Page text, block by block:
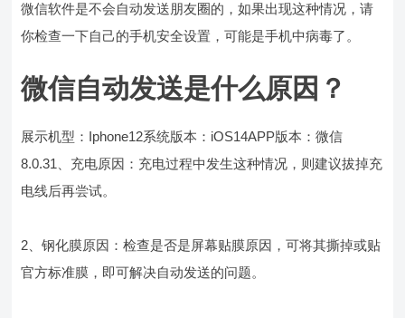
微信软件是不会自动发送朋友圈的，如果出现这种情况，请
你检查一下自己的手机安全设置，可能是手机中病毒了。
微信自动发送是什么原因？
展示机型：Iphone12系统版本：iOS14APP版本：微信
8.0.31、充电原因：充电过程中发生这种情况，则建议拔掉充
电线后再尝试。
2、钢化膜原因：检查是否是屏幕贴膜原因，可将其撕掉或贴
官方标准膜，即可解决自动发送的问题。